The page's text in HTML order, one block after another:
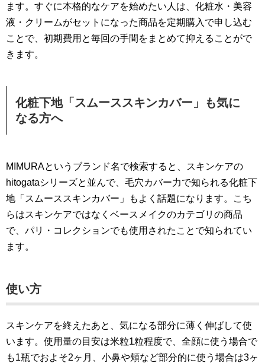
ます。すぐに本格的なケアを始めたい人は、化粧水・美容
液・クリームがセットになった商品を定期購入で申し込む
ことで、初期費用と毎回の手間をまとめて抑えることがで
きます。
化粧下地「スムーススキンカバー」も気に
なる方へ
MIMURAというブランド名で検索すると、スキンケアの
hitogataシリーズと並んで、毛穴カバー力で知られる化粧下
地「スムーススキンカバー」もよく話題になります。こち
らはスキンケアではなくベースメイクのカテゴリの商品
で、パリ・コレクションでも使用されたことで知られてい
ます。
使い方
スキンケアを終えたあと、気になる部分に薄く伸ばして使
います。使用量の目安は米粒1粒程度で、全顔に使う場合で
も1瓶でおよそ2ヶ月、小鼻や頬など部分的に使う場合は3ヶ